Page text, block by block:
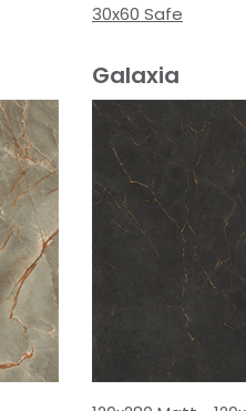
30x60 Safe
Galaxia